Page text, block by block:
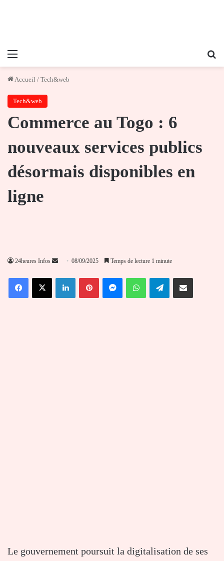
Menu
Accueil / Tech&web
Tech&web
Commerce au Togo : 6
nouveaux services publics
désormais disponibles en
ligne
24heures Infos
Envoyer
courriel
08/09/2025 Temps de lecture 1 minute
FacebookX LinkedinPinterestMessengerWhatsAppTelegramPartager par email
Le gouvernement poursuit la digitalisation de ses